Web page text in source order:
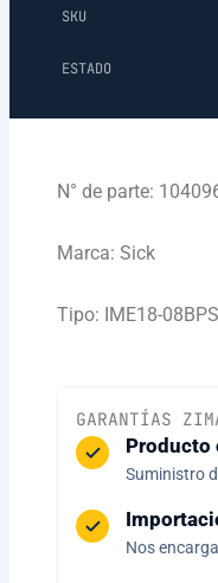
SKU
ESTADO
N° de parte:
Marca: Sick
Tipo: IME18-
GARANTÍAS
Producto
Suministro
Nos